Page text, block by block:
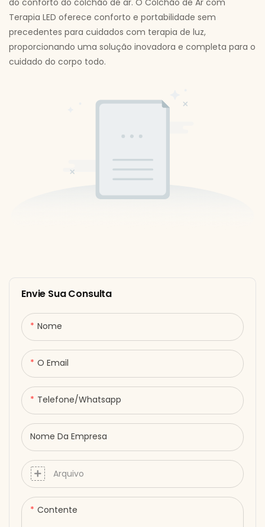
Terapia LED oferece conforto e portabilidade sem
precedentes para cuidados com terapia de luz,
proporcionando uma solução inovadora e completa para o
cuidado do corpo todo.
Envie Sua Consulta
Nome
O Email
Telefone/whatsapp
Nome Da Empresa
Arquivo
Contente